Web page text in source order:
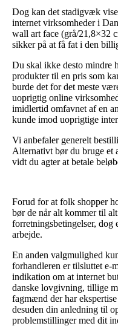
Dog kan det stadigvæk
internet virksomheder i
wall art face (grå/21,8×32
sikker på at få fat i den
Du skal ikke desto mindre
produkter til en pris som
burde det for det meste
uoprigtig online
imidlertid omfavnet af en
kunde imod uoprigtige
Vi anbefaler generelt
Alternativt bør du bruge et
vidt du agter at betale
Forud for at folk shopper
bør de når alt kommer til
forretningsbetingelser, dog
arbejde.
En anden valgmulighed
forhandleren er tilsluttet e-
indikation om at internet
danske lovgivning, tillige
fagmænd der har
desuden din anledning til
problemstillinger med dit